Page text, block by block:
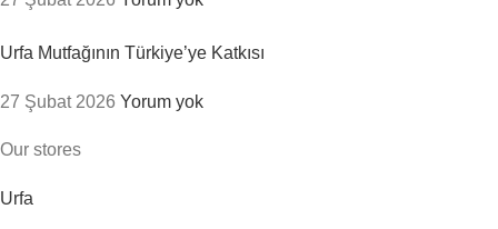
Urfa Mutfağının Türkiye’ye Katkısı
27 Şubat 2026 Yorum yok
Our stores
Urfa